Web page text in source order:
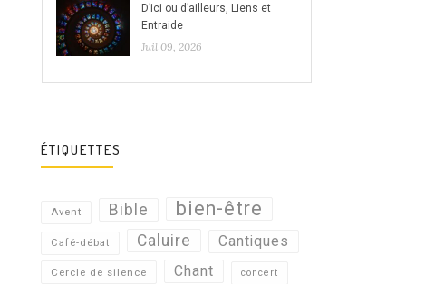
D’ici ou d’ailleurs, Liens et
Entraide
Juil 09, 2026
ÉTIQUETTES
Avent Bible bien-être
Café-débat Caluire Cantiques
Cercle de silence Chant concert